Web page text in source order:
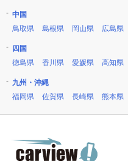
中国
鳥取県
島根県 岡山県 広島県
四国
徳島県
香川県 愛媛県 高知県
九州・沖縄
福岡県
佐賀県 長崎県 熊本県